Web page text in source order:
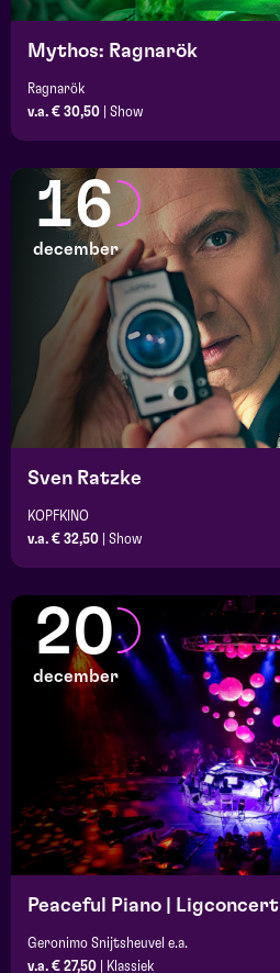
Mythos: Ragnarök
Ragnarök
v.a. € 30,50
Show
16
december
Sven Ratzke
KOPFKINO
v.a. € 32,50
Show
20
december
Peaceful Piano | Ligconcert
Geronimo Snijtsheuvel e.a.
v.a. € 27,50
Klassiek